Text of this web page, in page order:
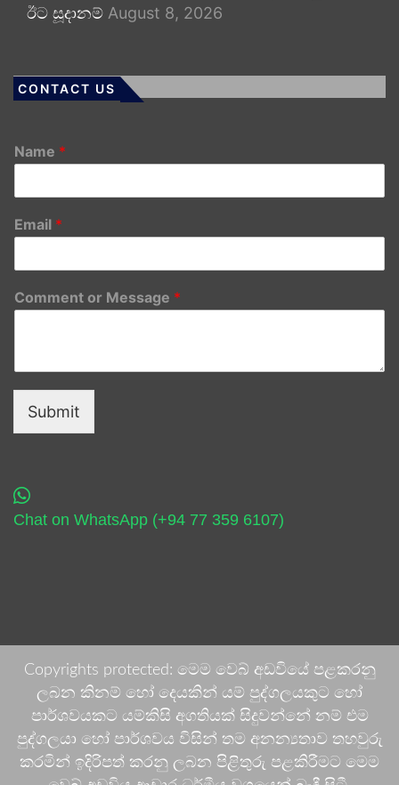
ඊට සූදානම් August 8, 2026
CONTACT US
Name *
Email *
Comment or Message *
Submit
Chat on WhatsApp (+94 77 359 6107)
Copyrights protected: මෙම වෙබ් අඩවියේ පළකරනු
ලබන කිනම් හෝ දෙයකින් යම් පුද්ගලයකුට හෝ
පාර්ශවයකට යම්කිසි අගතියක් සිදුවන්නේ නම් එම
පුද්ගලයා හෝ පාර්ශවය විසින් තම අනන්‍යතාව තහවුරු
කරමින් ඉදිරිපත් කරනු ලබන පිළිතුරු පළකිරීමට මෙම